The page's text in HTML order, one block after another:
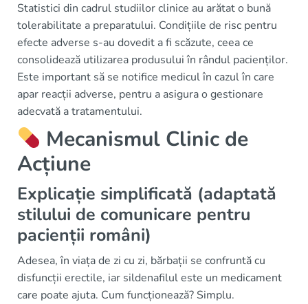
Statistici din cadrul studiilor clinice au arătat o bună
tolerabilitate a preparatului. Condițiile de risc pentru
efecte adverse s-au dovedit a fi scăzute, ceea ce
consolidează utilizarea produsului în rândul pacienților.
Este important să se notifice medicul în cazul în care
apar reacții adverse, pentru a asigura o gestionare
adecvată a tratamentului.
Mecanismul Clinic de
Acțiune
Explicație simplificată (adaptată
stilului de comunicare pentru
pacienții români)
Adesea, în viața de zi cu zi, bărbații se confruntă cu
disfuncții erectile, iar sildenafilul este un medicament
care poate ajuta. Cum funcționează? Simplu.